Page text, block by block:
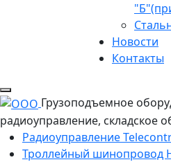
Новости
Контакты
Грузоподъемное
радиоуправление, складское
Радиоуправление
Троллейный шинопровод